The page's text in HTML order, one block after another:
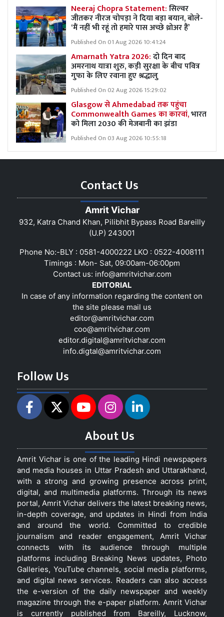
Neeraj Chopra Statement:सिल्वर
जीतकर नीरज चोपड़ा ने दिया बड़ा बयान, बोले-
‘मैं नहीं भी रहूं तो हमारे पास अच्छे थ्रोअर हैं’
Published On 01 Aug 2026 10:41:24
Amarnath Yatra 2026:दो दिन बाद
अमरनाथ यात्रा शुरु, कड़ी सुरक्षा के बीच पवित्र
गुफा के लिए रवाना हुए श्रद्धालु
Published On 02 Aug 2026 15:29:02
Glasgow से Ahmedabad तक पहुंचा
Commonwealth Games का कारवां,भारत
को मिला 2030 की मेजबानी का झंडा
Published On 03 Aug 2026 10:55:18
Contact Us
Amrit Vichar
932, Katra Chand Khan, Pilibhit Bypass Road Bareilly
(U.P) 243001
Phone No:-BLY : 0581-4000222 LKO : 0522-4008111
Timings : Mon- Sat, 09:00am-06:00pm
Contact us: info@amritvichar.com
EDITORIAL
In case of any information regarding the content on
the site please mail us
editor@amritvichar.com
coo@amritvichar.com
editor.digital@amritvichar.com
info.digtal@amritvichar.com
Follow Us
About Us
Amrit Vichar is one of the leading Hindi newspapers
and media houses in Uttar Pradesh and Uttarakhand,
with a strong and growing presence across print,
digital, and multimedia platforms. Through its news
portal, Amrit Vichar delivers the latest breaking news,
in-depth coverage, and updates in Hindi from India
and around the world. Committed to credible
journalism and reader engagement, Amrit Vichar
connects with its audience through multiple
platforms including Breaking News updates, Photo
Galleries, YouTube channels, social media platforms,
and digital news services. Readers can also access
the e-version of the daily newspaper and weekly
magazine through the e-paper platform. Amrit Vichar
is currently published from Bareilly, Lucknow,